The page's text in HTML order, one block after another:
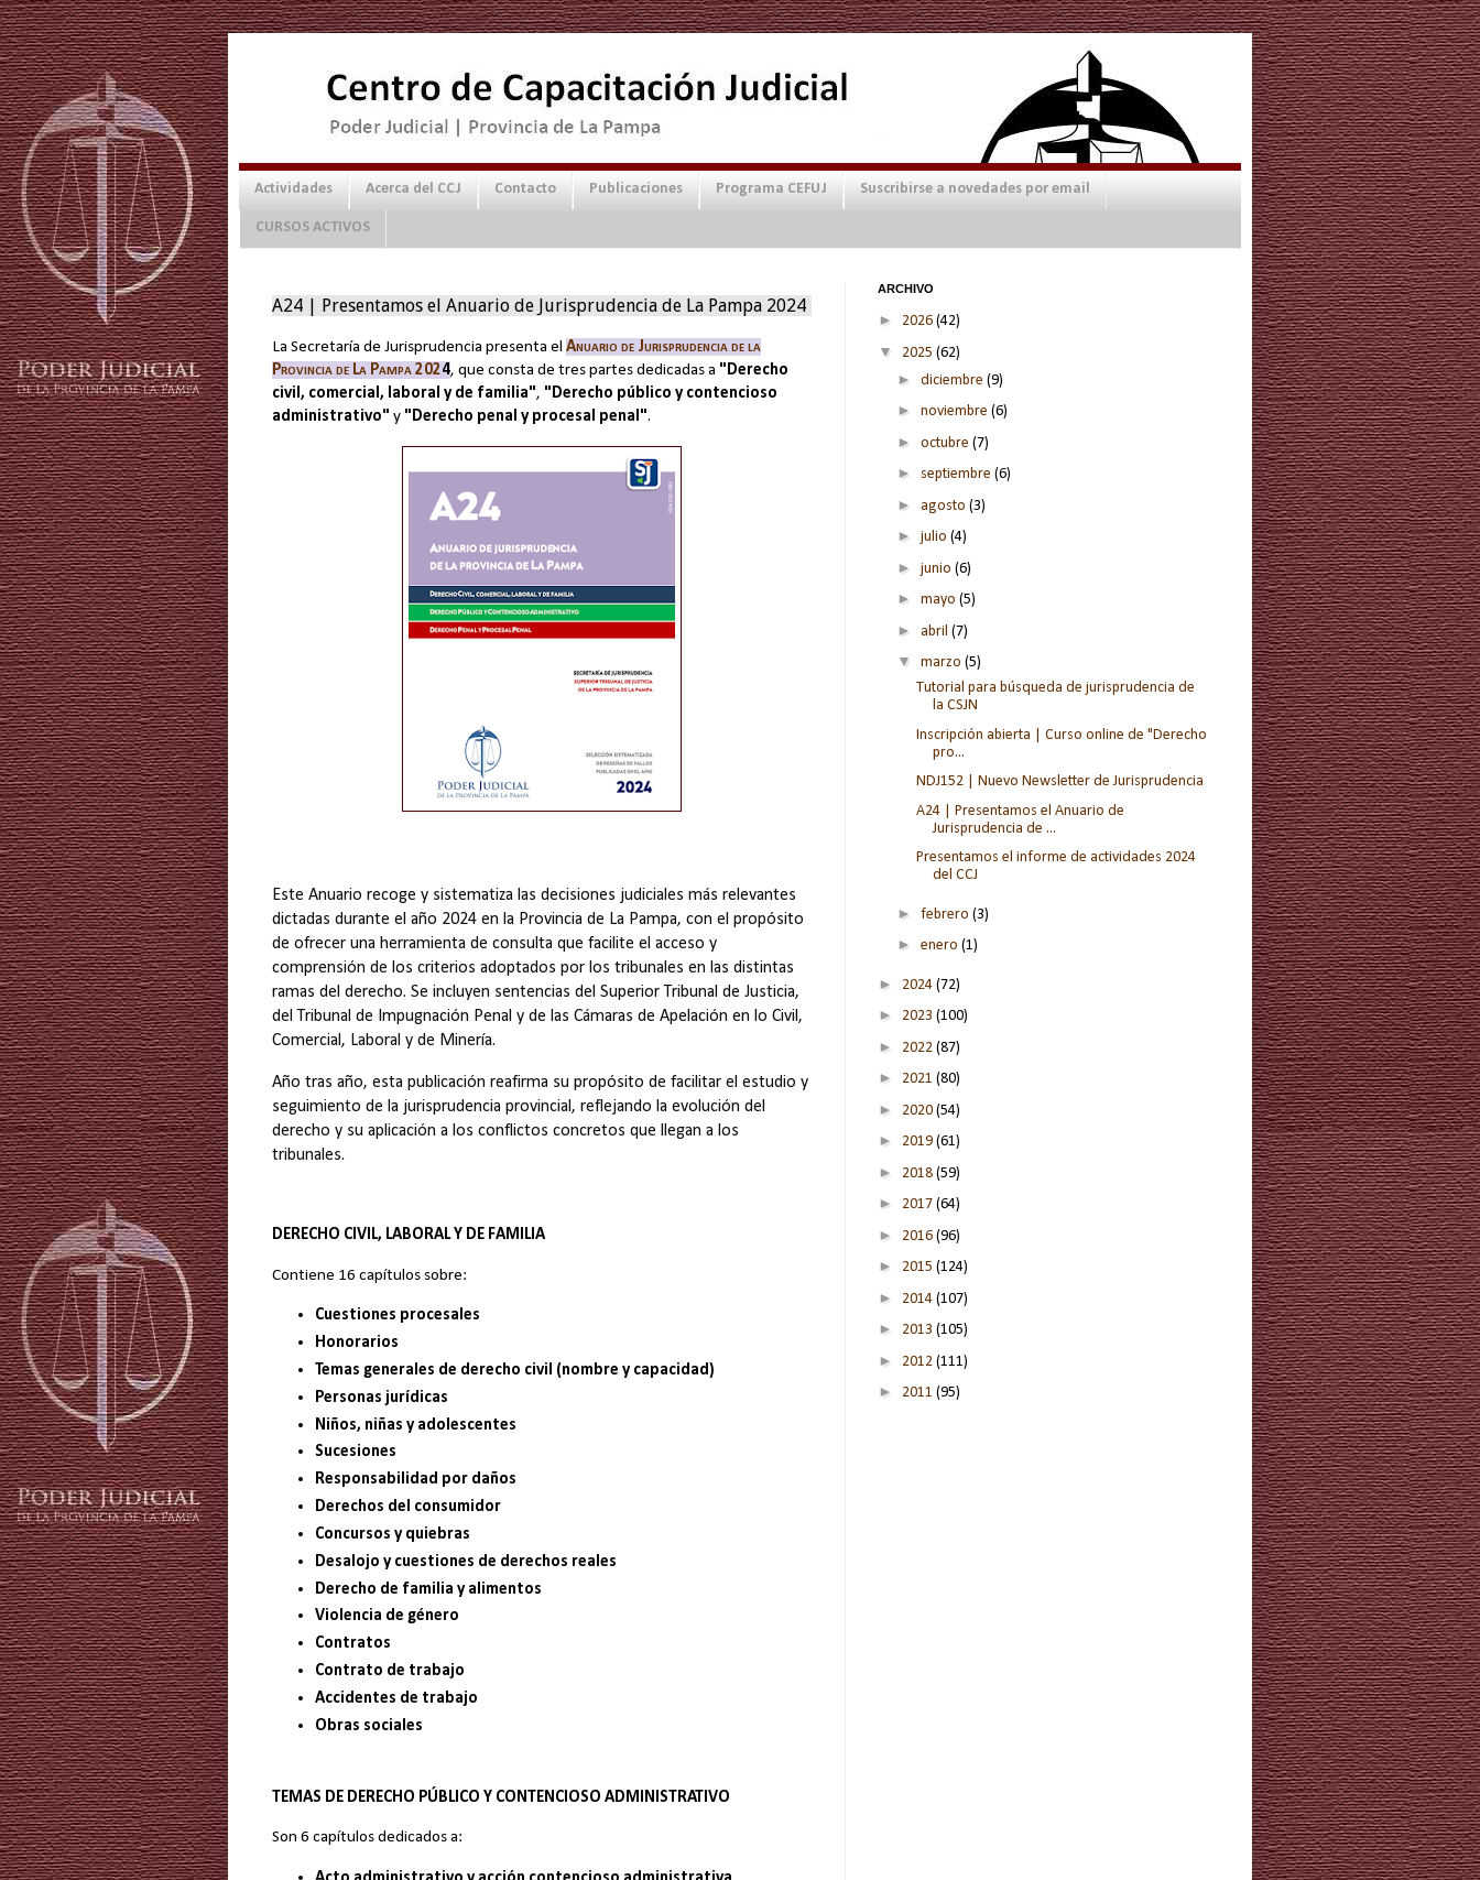
Actividades Acerca del CCJ Contacto Publicaciones Programa CEFUJ Suscribirse a novedades por email
CURSOS ACTIVOS
A24 | Presentamos el Anuario de Jurisprudencia de La Pampa 2024
La Secretaría de Jurisprudencia presenta el Anuario de Jurisprudencia de la
Provincia de La Pampa 2024, que consta de tres partes dedicadas a "Derecho
civil, comercial, laboral y de familia", "Derecho público y contencioso
administrativo" y "Derecho penal y procesal penal".
Este Anuario recoge y sistematiza las decisiones judiciales más relevantes
dictadas durante el año 2024 en la Provincia de La Pampa, con el propósito
de ofrecer una herramienta de consulta que facilite el acceso y
comprensión de los criterios adoptados por los tribunales en las distintas
ramas del derecho. Se incluyen sentencias del Superior Tribunal de Justicia,
del Tribunal de Impugnación Penal y de las Cámaras de Apelación en lo Civil,
Comercial, Laboral y de Minería.
Año tras año, esta publicación reafirma su propósito de facilitar el estudio y
seguimiento de la jurisprudencia provincial, reflejando la evolución del
derecho y su aplicación a los conflictos concretos que llegan a los
tribunales.
DERECHO CIVIL, LABORAL Y DE FAMILIA
Contiene 16 capítulos sobre:
Cuestiones procesales
Honorarios
Temas generales de derecho civil (nombre y capacidad)
Personas jurídicas
Niños, niñas y adolescentes
Sucesiones
Responsabilidad por daños
Derechos del consumidor
Concursos y quiebras
Desalojo y cuestiones de derechos reales
Derecho de familia y alimentos
Violencia de género
Contratos
Contrato de trabajo
Accidentes de trabajo
Obras sociales
TEMAS DE DERECHO PÚBLICO Y CONTENCIOSO ADMINISTRATIVO
Son 6 capítulos dedicados a:
ARCHIVO
► 2026 (42)
▼ 2025 (62)
► diciembre (9)
► noviembre (6)
► octubre (7)
► septiembre (6)
► agosto (3)
► julio (4)
► junio (6)
► mayo (5)
► abril (7)
▼ marzo (5)
Tutorial para búsqueda de jurisprudencia de
la CSJN
Inscripción abierta | Curso online de "Derecho
pro...
NDJ152 | Nuevo Newsletter de Jurisprudencia
A24 | Presentamos el Anuario de
Jurisprudencia de ...
Presentamos el informe de actividades 2024
del CCJ
► febrero (3)
► enero (1)
► 2024 (72)
► 2023 (100)
► 2022 (87)
► 2021 (80)
► 2020 (54)
► 2019 (61)
► 2018 (59)
► 2017 (64)
► 2016 (96)
► 2015 (124)
► 2014 (107)
► 2013 (105)
► 2012 (111)
► 2011 (95)